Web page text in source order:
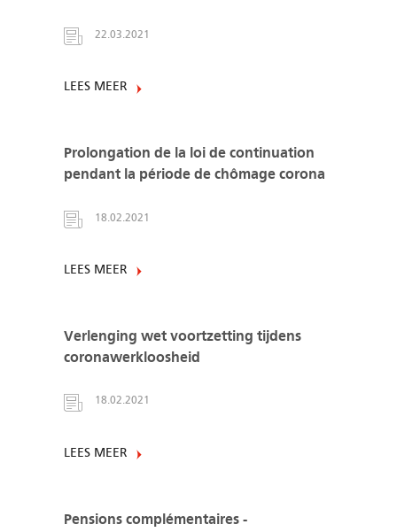
22.03.2021
LEES MEER
Prolongation de la loi de continuation
pendant la période de chômage corona
18.02.2021
LEES MEER
Verlenging wet voortzetting tijdens
coronawerkloosheid
18.02.2021
LEES MEER
Pensions complémentaires -